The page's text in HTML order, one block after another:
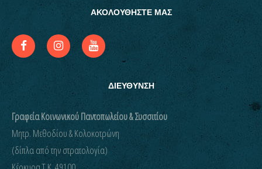
ΑΚΟΛΟΥΘΗΣΤΕ ΜΑΣ
ΔΙΕΥΘΥΝΣΗ
Γραφεία Κοινωνικού Παντοπωλείου & Συσσιτίου
Μητρ. Μεθοδίου & Κολοκοτρώνη
(δίπλα από την στρατολογία)